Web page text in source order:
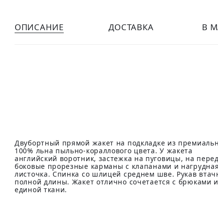
ОПИСАНИЕ ДОСТАВКА В
Двубортный прямой жакет на подкладке из
100% льна пыльно-кораллового цвета. У жакета
английский воротник, застежка на пуговицы, на
боковые прорезные карманы с клапанами и нагрудная
листочка. Спинка со шлицей среднем шве. Рукав
полной длины. Жакет отлично сочетается с брюками
единой ткани.